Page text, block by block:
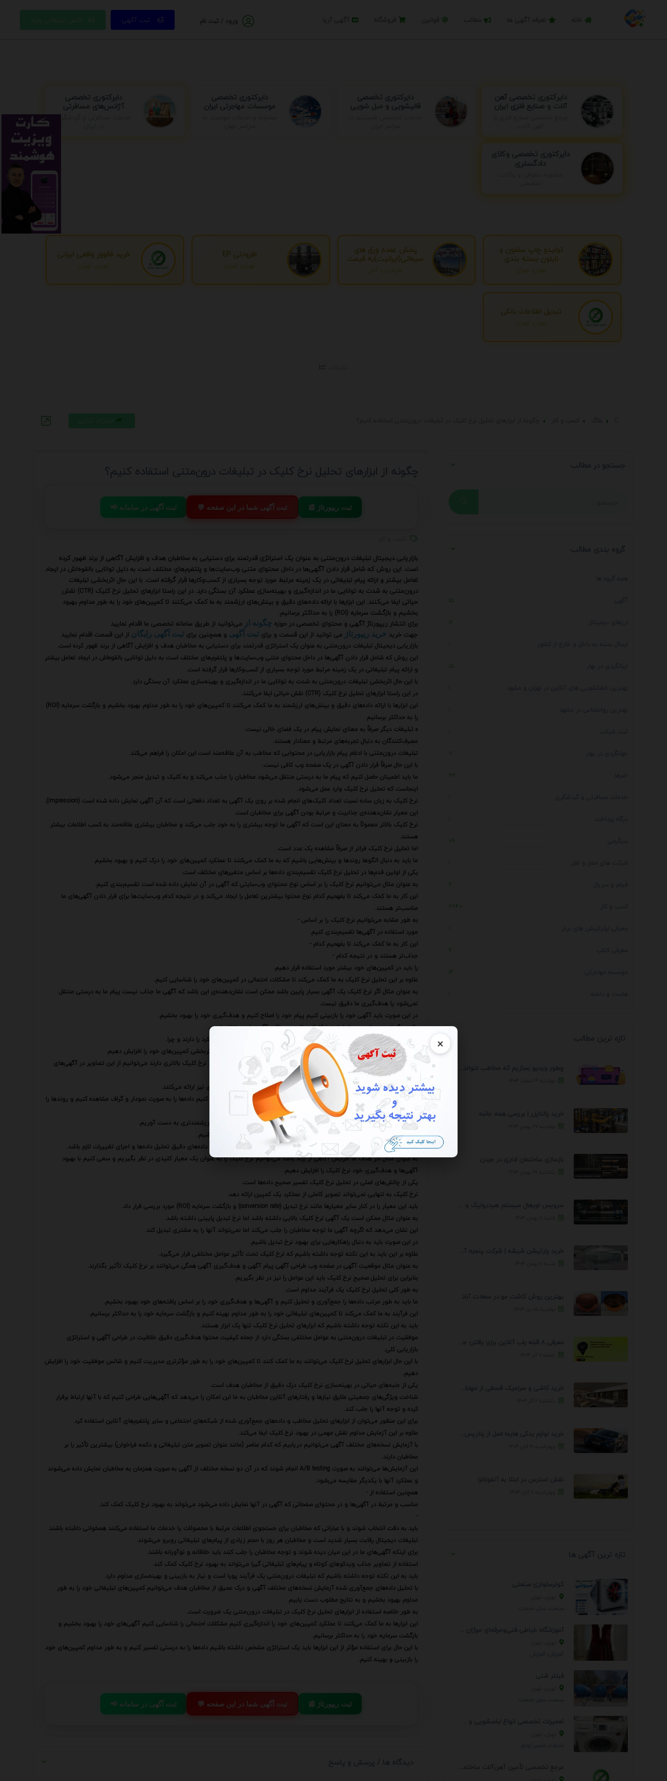
ثبت آگهی ورود / ثبت نام
دایرکتوری تخصصی آهن
آلات و صنایع فلزی ایران
دایرکتوری تخصصی
قالیشویی و مبل شویی
دایرکتوری تخصصی
موسسات مهاجرتی ایران
دایرکتوری تخصصی
آژانس‌های مسافرتی
خدمات مسافرتی و گردشگری
دایرکتوری تخصصی وکلای
دادگستری
تولیدو چاپ سلفون و
نایلون بسته بندی
تهران، تهران
پخش عمده ورق های
سیمانی(ایرانیت)به قیمت
درب کارخانه
مازندران، آمل
افزودنی EP
تهران، تهران
خرید فالوور واقعی ایرانی
تهران، تهران
تبدیل اطلاعات بانکی
تهران، تهران
×
چگونه از ابزارهای تحلیل نرخ کلیک در تبلیغات درون‌متنی استفاده کنیم؟
📢 ثبت آگهی در سامانه 💬 ثبت آگهی شما در این صفحه 📰 ثبت ریپورتاژ
بازاریابی دیجیتال تبلیغات درون‌متنی به عنوان یک استراتژی قدرتمند برای دستیابی به مخاطبان هدف و افزایش آگاهی از برند ظهور کرده
است. این روش که شامل قرار دادن آگهی‌ها در داخل محتوای متنی وب‌سایت‌ها و پلتفرم‌های مختلف است به دلیل توانایی بالقوه‌اش در ایجاد
تعامل بیشتر و ارائه پیام تبلیغاتی در یک زمینه مرتبط مورد توجه بسیاری از کسب‌وکارها قرار گرفته است. با این حال اثربخشی تبلیغات
درون‌متنی به شدت به توانایی ما در اندازه‌گیری و بهینه‌سازی عملکرد آن بستگی دارد. در این راستا ابزارهای تحلیل نرخ کلیک (CTR) نقش
حیاتی ایفا می‌کنند. این ابزارها با ارائه داده‌های دقیق و بینش‌های ارزشمند به ما کمک می‌کنند تا کمپین‌های خود را به طور مداوم بهبود
بخشیم و بازگشت سرمایه (ROI) را به حداکثر برسانیم.
برای انتشار ریپورتاژ آگهی و محتوای تخصصی در حوزه چگونه از می‌توانید از طریق سامانه تخصصی ما اقدام نمایید
جهت خرید خرید ریپورتاژ می توانید از این قسمت و برای ثبت آگهی و همچنین برای ثبت آگهی رایگان از این قسمت اقدام نمایید
بازاریابی دیجیتال تبلیغات درون‌متنی به عنوان یک استراتژی قدرتمند برای دستیابی به مخاطبان هدف و افزایش آگاهی از برند ظهور کرده است.
این روش که شامل قرار دادن آگهی‌ها در داخل محتوای متنی وب‌سایت‌ها و پلتفرم‌های مختلف است به دلیل توانایی بالقوه‌اش در ایجاد تعامل بیشتر
و ارائه پیام تبلیغاتی در یک زمینه مرتبط مورد توجه بسیاری از کسب‌وکارها قرار گرفته است.
با این حال اثربخشی تبلیغات درون‌متنی به شدت به توانایی ما در اندازه‌گیری و بهینه‌سازی عملکرد آن بستگی دارد.
در این راستا ابزارهای تحلیل نرخ کلیک (CTR) نقش حیاتی ایفا می‌کنند.
این ابزارها با ارائه داده‌های دقیق و بینش‌های ارزشمند به ما کمک می‌کنند تا کمپین‌های خود را به طور مداوم بهبود بخشیم و بازگشت سرمایه (ROI)
را به حداکثر برسانیم.
ه تبلیغات دیگر صرفاً به معنای نمایش پیام در یک فضای خالی نیست.
مصرف‌کنندگان به دنبال تجربه‌های مرتبط و معنادار هستند.
تبلیغات درون‌متنی با ادغام پیام بازاریابی در محتوایی که مخاطب به آن علاقه‌مند است این امکان را فراهم می‌کند.
با این حال صرفاً قرار دادن آگهی در یک صفحه وب کافی نیست.
ما باید اطمینان حاصل کنیم که پیام ما به درستی منتقل می‌شود مخاطبان را جذب می‌کند و به کلیک و تبدیل منجر می‌شود.
اینجاست که تحلیل نرخ کلیک وارد عمل می‌شود.
نرخ کلیک به زبان ساده نسبت تعداد کلیک‌های انجام شده بر روی یک آگهی به تعداد دفعاتی است که آن آگهی نمایش داده شده است (impression).
این معیار نشان‌دهنده‌ی جذابیت و مرتبط بودن آگهی برای مخاطبان است.
نرخ کلیک بالاتر معمولاً به معنای این است که آگهی ما توجه بیشتری را به خود جلب می‌کند و مخاطبان بیشتری علاقه‌مند به کسب اطلاعات بیشتر
هستند.
اما تحلیل نرخ کلیک فراتر از صرفاً مشاهده یک عدد است.
ما باید به دنبال الگوها روندها و بینش‌هایی باشیم که به ما کمک می‌کنند تا عملکرد کمپین‌های خود را درک کنیم و بهبود بخشیم.
یکی از اولین قدم‌ها در تحلیل نرخ کلیک تقسیم‌بندی داده‌ها بر اساس متغیرهای مختلف است.
به عنوان مثال می‌توانیم نرخ کلیک را بر اساس نوع محتوای وب‌سایتی که آگهی در آن نمایش داده شده است تقسیم‌بندی کنیم.
این کار به ما کمک می‌کند تا بفهمیم کدام نوع محتوا بیشترین تعامل را ایجاد می‌کند و در نتیجه کدام وب‌سایت‌ها برای قرار دادن آگهی‌های ما
مناسب‌تر هستند.
به طور مشابه می‌توانیم نرخ کلیک را بر اساس -
مورد استفاده در آگهی‌ها تقسیم‌بندی کنیم.
این کار به ما کمک می‌کند تا بفهمیم کدام -
جذاب‌تر هستند و در نتیجه کدام -
را باید در کمپین‌های خود بیشتر مورد استفاده قرار دهیم.
علاوه بر این تحلیل نرخ کلیک به ما کمک می‌کند تا مشکلات احتمالی در کمپین‌های خود را شناسایی کنیم.
به عنوان مثال اگر نرخ کلیک یک آگهی بسیار پایین باشد ممکن است نشان‌دهنده‌ی این باشد که آگهی ما جذاب نیست پیام ما به درستی منتقل
نمی‌شود یا هدف‌گیری ما دقیق نیست.
در این صورت باید آگهی خود را بازبینی کنیم پیام خود را اصلاح کنیم و هدف‌گیری خود را بهبود بخشیم.
یکی دیگر از جنبه‌های مهم تحلیل نرخ کلیک مقایسه عملکرد آگهی‌های مختلف است.
با مقایسه نرخ کلیک آگهی‌های مختلف می‌توانیم بفهمیم کدام آگهی‌ها بهترین عملکرد را دارند و چرا.
این اطلاعات به ما کمک می‌کند تا آگهی‌های خود را به طور مداوم بهبود بخشیم و اثربخشی کمپین‌های خود را افزایش دهیم.
به عنوان مثال اگر متوجه شویم که آگهی‌هایی که از تصاویر خاصی استفاده می‌کنند نرخ کلیک بالاتری دارند می‌توانیم از این تصاویر در آگهی‌های
دیگر خود نیز استفاده کنیم.
ابزارهای تحلیل نرخ کلیک علاوه بر ارائه داده‌های خام معمولاً قابلیت‌های پیشرفته‌تری نیز ارائه می‌کنند.
به عنوان مثال برخی از این ابزارها به ما امکان می‌دهند تا گزارش‌های سفارشی ایجاد کنیم داده‌ها را به صورت نمودار و گراف مشاهده کنیم و روندها را
در طول زمان پیگیری کنیم.
این قابلیت‌ها به ما کمک می‌کنند تا تحلیل‌های عمیق‌تری انجام دهیم و بینش‌های ارزشمندتری به دست آوریم.
برای استفاده مؤثر از ابزارهای تحلیل نرخ کلیک باید یک استراتژی مشخص داشته باشیم.
این استراتژی باید شامل تعریف اهداف مشخص انتخاب معیارهای کلیدی جمع‌آوری داده‌های دقیق تحلیل داده‌ها و اجرای تغییرات لازم باشد.
به عنوان مثال اگر هدف ما افزایش آگاهی از برند باشد می‌توانیم نرخ کلیک را به عنوان یک معیار کلیدی در نظر بگیریم و سعی کنیم با بهبود
آگهی‌ها و هدف‌گیری خود نرخ کلیک را افزایش دهیم.
یکی از چالش‌های اصلی در تحلیل نرخ کلیک تفسیر صحیح داده‌ها است.
نرخ کلیک به تنهایی نمی‌تواند تصویر کاملی از عملکرد یک کمپین ارائه دهد.
باید این معیار را در کنار سایر معیارها مانند نرخ تبدیل (conversion rate) و بازگشت سرمایه (ROI) مورد بررسی قرار داد.
به عنوان مثال ممکن است یک آگهی نرخ کلیک بالایی داشته باشد اما نرخ تبدیل پایینی داشته باشد.
این نشان می‌دهد که اگرچه آگهی ما توجه مخاطبان را جلب می‌کند اما نمی‌تواند آنها را به مشتری تبدیل کند.
در این صورت باید به دنبال راهکارهایی برای بهبود نرخ تبدیل باشیم.
علاوه بر این باید به این نکته توجه داشته باشیم که نرخ کلیک تحت تأثیر عوامل مختلفی قرار می‌گیرد.
به عنوان مثال موقعیت آگهی در صفحه وب طراحی آگهی پیام آگهی و هدف‌گیری آگهی همگی می‌توانند بر نرخ کلیک تأثیر بگذارند.
بنابراین برای تحلیل صحیح نرخ کلیک باید این عوامل را نیز در نظر بگیریم.
به طور کلی تحلیل نرخ کلیک یک فرآیند مداوم است.
ما باید به طور مرتب داده‌ها را جمع‌آوری و تحلیل کنیم و آگهی‌ها و هدف‌گیری خود را بر اساس یافته‌های خود بهبود بخشیم.
این فرآیند به ما کمک می‌کند تا کمپین‌های تبلیغاتی خود را به طور مداوم بهینه کنیم و بازگشت سرمایه خود را به حداکثر برسانیم.
باید به این نکته توجه داشته باشیم که ابزارهای تحلیل نرخ کلیک تنها یک ابزار هستند.
موفقیت در تبلیغات درون‌متنی به عوامل مختلفی بستگی دارد از جمله کیفیت محتوا هدف‌گیری دقیق خلاقیت در طراحی آگهی و استراتژی
بازاریابی کلی.
با این حال ابزارهای تحلیل نرخ کلیک می‌توانند به ما کمک کنند تا کمپین‌های خود را به طور مؤثرتری مدیریت کنیم و شانس موفقیت خود را افزایش
دهیم.
یکی از جنبه‌های حیاتی در بهینه‌سازی نرخ کلیک درک دقیق از مخاطبان هدف است.
شناخت ویژگی‌های جمعیتی علایق نیازها و رفتارهای آنلاین مخاطبان به ما این امکان را می‌دهد که آگهی‌هایی طراحی کنیم که با آنها ارتباط برقرار
کرده و توجه آنها را جلب کند.
برای این منظور می‌توان از ابزارهای تحلیل مخاطب و داده‌های جمع‌آوری شده از شبکه‌های اجتماعی و سایر پلتفرم‌های آنلاین استفاده کرد.
علاوه بر این آزمایش مداوم نقش مهمی در بهبود نرخ کلیک ایفا می‌کند.
با آزمایش نسخه‌های مختلف آگهی می‌توانیم دریابیم که کدام عناصر (مانند عنوان تصویر متن تبلیغاتی و دکمه فراخوان) بیشترین تأثیر را بر
مخاطبان دارند.
این آزمایش‌ها می‌توانند به صورت A/B testing انجام شوند که در آن دو نسخه مختلف از آگهی به صورت همزمان به مخاطبان نمایش داده می‌شوند
و عملکرد آنها با یکدیگر مقایسه می‌شود.
همچنین استفاده از -
مناسب و مرتبط در آگهی‌ها و در محتوای صفحاتی که آگهی در آنها نمایش داده می‌شود می‌تواند به بهبود نرخ کلیک کمک کند.
-
باید به دقت انتخاب شوند و با عباراتی که مخاطبان برای جستجوی اطلاعات مرتبط با محصولات یا خدمات ما استفاده می‌کنند همخوانی داشته باشند.
تبلیغات دیجیتال رقابت بسیار شدید است و مخاطبان هر روز با حجم زیادی از پیام‌های تبلیغاتی روبرو می‌شوند.
برای اینکه آگهی‌های ما در این میان دیده شوند و توجه مخاطبان را جلب کنند باید خلاقانه و نوآورانه باشند.
استفاده از تصاویر جذاب ویدئوهای کوتاه و پیام‌های تبلیغاتی گیرا می‌تواند به بهبود نرخ کلیک کمک کند.
باید به این نکته توجه داشته باشیم که تبلیغات درون‌متنی یک فرآیند پویا است و نیاز به بازبینی و بهینه‌سازی مداوم دارد.
با تحلیل داده‌های جمع‌آوری شده آزمایش نسخه‌های مختلف آگهی و درک عمیق از مخاطبان هدف می‌توانیم کمپین‌های تبلیغاتی خود را به طور
مداوم بهبود بخشیم و به نتایج مطلوب دست یابیم.
به طور خلاصه استفاده از ابزارهای تحلیل نرخ کلیک در تبلیغات درون‌متنی یک ضرورت است.
این ابزارها به ما کمک می‌کنند تا عملکرد کمپین‌های خود را اندازه‌گیری کنیم مشکلات احتمالی را شناسایی کنیم آگهی‌های خود را بهبود بخشیم و
بازگشت سرمایه خود را به حداکثر برسانیم.
با این حال برای استفاده مؤثر از این ابزارها باید یک استراتژی مشخص داشته باشیم داده‌ها را به درستی تفسیر کنیم و به طور مداوم کمپین‌های خود
را بازبینی و بهینه کنیم.
📢 ثبت آگهی در سامانه 💬 ثبت آگهی شما در این صفحه 📰 ثبت ریپورتاژ
دیدگاه ها / پرسش و پاسخ
جستجو در مطالب
گروه بندی مطالب
15
12
1
15
1
1
1
7
23
1
1
79
1
4
3640
1
4
14
1
تازه ترین مطالب
خرید پالتایزر | بررسی همه جانبه
بازسازی ساختمان اداری در جردن
خرید پارتیشن شیشه | شرکت پنجره آسمان
بهترین روش کاشت مو در سعادت آباد
معرفی 8 قبله یاب آنلاین برای یافتن جهت انجام ...
نقش استرس در ابتلا به آنفولانزا
تازه ترین آگهی ها
کولرسلولزی صنعتی
فیلتر شنی
مرجع تخصصی تأمین آهن‌آلات ساختمانی و صنعتی